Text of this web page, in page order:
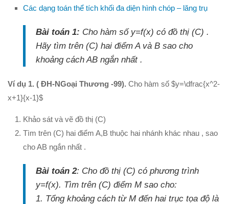
Bài tập trắc nghiệm
Các dạng toán thể tích khối đa diện hình chóp – lăng trụ
Bài toán 1: Cho hàm số y=f(x) có đồ thị (C) .
Hãy tìm trên (C) hai điểm A và B sao cho
khoảng cách AB ngắn nhất .
Ví dụ 1. ( ĐH-NGoại Thương -99). Cho hàm số $y=\dfrac{x^2-
x+1}{x-1}$
Khảo sát và vẽ đồ thị (C)
Tìm trên (C) hai điểm A,B thuộc hai nhánh khác nhau , sao
cho AB ngắn nhất .
Bài toán 2: Cho đồ thị (C) có phương trình
y=f(x). Tìm trên (C) điểm M sao cho:
1. Tổng khoảng cách từ M đến hai trục tọa độ là